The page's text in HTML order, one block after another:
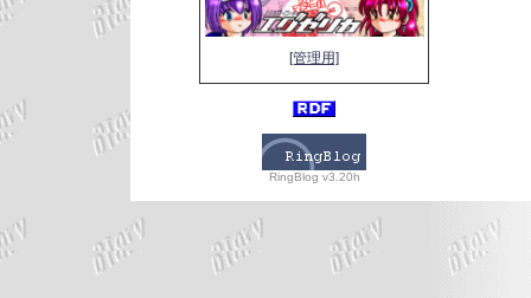
[管理用]
RingBlog v3.20h